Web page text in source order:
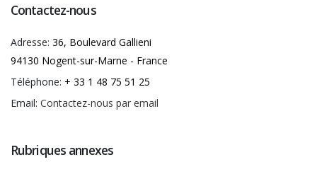
Contactez-nous
Adresse: 36, Boulevard Gallieni
94130 Nogent-sur-Marne - France
Téléphone: + 33 1 48 75 51 25
Email: Contactez-nous par email
Rubriques annexes